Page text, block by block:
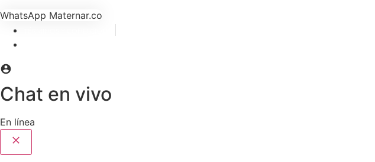
WhatsApp Maternar.co
Chat en vivo
En línea